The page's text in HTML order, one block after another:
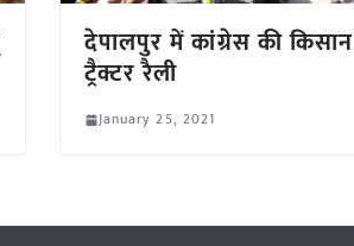
देपालपुर में कांग्रेस की किसान
ट्रैक्टर रैली
January 25, 2021